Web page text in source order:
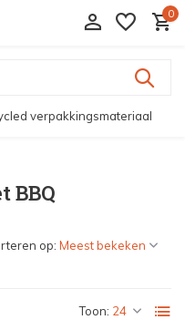
0
verpakkingsmateriaal
BBQ
Toon:
op: